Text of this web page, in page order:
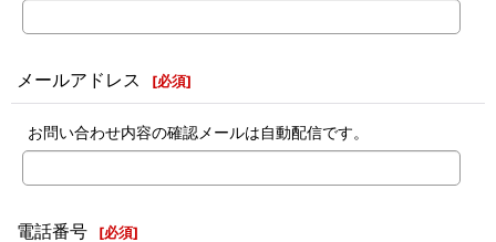
メールアドレス [必須]
お問い合わせ内容の確認メールは自動配信です。
電話番号 [必須]